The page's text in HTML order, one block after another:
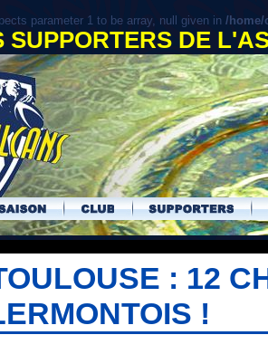
parameter 1 to be array, null given in /home/
SUPPORTERS DE
: 12
!